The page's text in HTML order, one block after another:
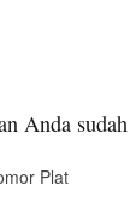
Anda sudah
Plat